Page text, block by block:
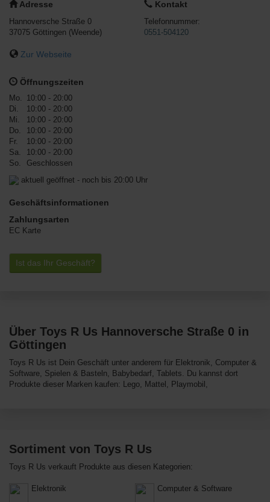
Adresse
Hannoversche Straße 0
37075 Göttingen (Weende)
Zur Webseite
Kontakt
Telefonnummer:
0551-504120
Öffnungszeiten
Mo.
10:00 - 20:00
Di.
10:00 - 20:00
Mi.
10:00 - 20:00
Do.
10:00 - 20:00
Fr.
10:00 - 20:00
Sa.
10:00 - 20:00
So.
Geschlossen
aktuell geöffnet - noch bis 20:00 Uhr
Geschäftsinformationen
Zahlungsarten
EC Karte
Ist das Ihr Geschäft?
Über Toys R Us Hannoversche Straße 0 in
Göttingen
Toys R Us ist Dein Geschäft unter anderem für Elektronik, Computer &
Software, Spielen & Basteln, Babybedarf, Tablets. Du kannst dort
Produkte dieser Marken kaufen: Lego, Mattel, Playmobil,
Sortiment von Toys R Us
Toys R Us verkauft Produkte aus diesen Kategorien:
Elektronik Computer & Software